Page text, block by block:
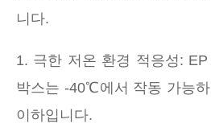
니다.
1. 극한 저온 환경 적응성:
박스는 -40℃에서 작동 가능
이하입니다.